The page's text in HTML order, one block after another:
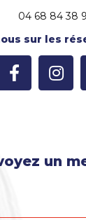
04 68 84 38
sur les
un